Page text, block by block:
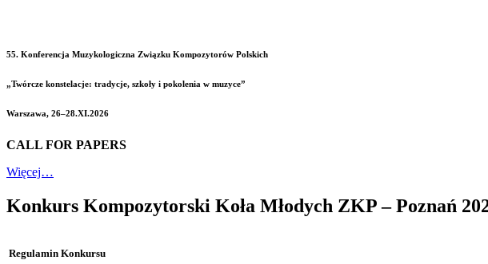
55. Konferencja Muzykologiczna Związku Kompozytorów Polskich
„Twórcze konstelacje: tradycje, szkoły i pokolenia w muzyce”
Warszawa, 26–28.XI.2026
CALL FOR PAPERS
Więcej…
Konkurs Kompozytorski Koła Młodych ZKP – Poznań
Regulamin Konkursu